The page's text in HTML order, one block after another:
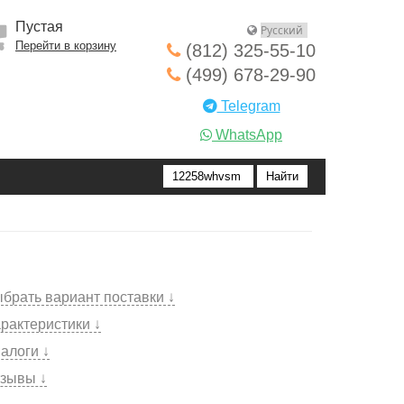
Пустая
Перейти в корзину
(812) 325-55-10
(499) 678-29-90
Telegram
WhatsApp
вариант поставки ↓
↓
↓
↓